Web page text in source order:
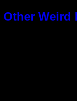
Weird